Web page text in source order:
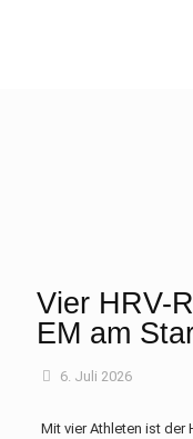
Vier HRV-
EM am
6. Juli 2026
Mit vier Athleten ist der